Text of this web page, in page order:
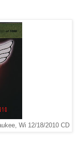
Wi 12/18/2010 CD